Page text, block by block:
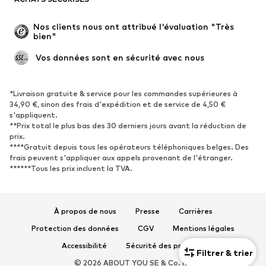
Filtrer & trier
Occasions spéciales
Exclusif
Remise à neuf
Nouveautés
Tendance
Baskets
Bottines
Escarpins et talons hauts
Bottes
Sandales
Chaussures basses
Chaussures de sport
Ballerines
Vêtements de sport
Disciplines sportives
Chaussures de sport
Sacs à dos et sacs de sport
Nos clients nous ont attribué l'évaluation "Très
bien"
Vos données sont en sécurité avec nous
*Livraison gratuite & service pour les commandes supérieures à
34,90 €, sinon des frais d'expédition et de service de 4,50 €
s'appliquent.
**Prix total le plus bas des 30 derniers jours avant la réduction de
prix.
****Gratuit depuis tous les opérateurs téléphoniques belges. Des
frais peuvent s'appliquer aux appels provenant de l'étranger.
******Tous les prix incluent la TVA.
À propos de nous Presse
Carrières
Protection des données
CGV
Mentions légales
Accessibilité
Sécurité des produits
© 2026 ABOUT YOU SE & Co. KG